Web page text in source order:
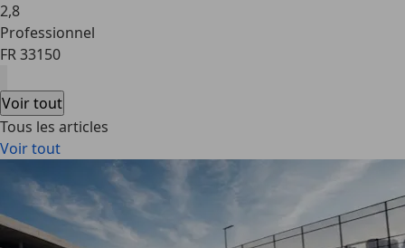
2,8
Professionnel
FR 33150
Voir tout
Tous les articles
Voir tout